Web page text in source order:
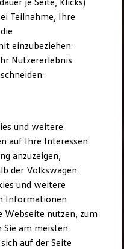
Volkswagen
Teilnahme, Ihre
einzubeziehen.
Nutzererlebnis
und weitere
auf Ihre Interessen
anzuzeigen,
der Volkswagen
und weitere
Informationen
Webseite nutzen, zum
Sie am meisten
auf der Seite